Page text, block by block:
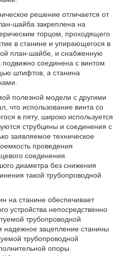
решение отличается от
шайба закреплена на
торцом, проходящего
в станине и упирающегося в
план-шайбе, и снабженную
соединена с винтом
штифтов, а станина
полезной модели с другими
что использование винта со
в пяту, широко используется
струбцины и соединения с
заявляемое техническое
проведения
соединения
диаметра без снижения
такой трубопроводной
на станине обеспечивает
устройства непосредственно
трубопроводной
надежное зацепление станины
трубопроводной
опоры.